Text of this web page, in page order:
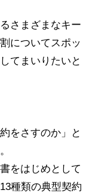
さまざまなキー
についてスポッ
てまいりたいと
をさすのか」と
をはじめとして
種類の典型契約